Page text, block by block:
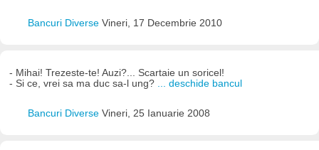
Bancuri Diverse Vineri, 17 Decembrie 2010
- Mihai! Trezeste-te! Auzi?... Scartaie un soricel!
- Si ce, vrei sa ma duc sa-l ung?
... deschide bancul
Bancuri Diverse Vineri, 25 Ianuarie 2008